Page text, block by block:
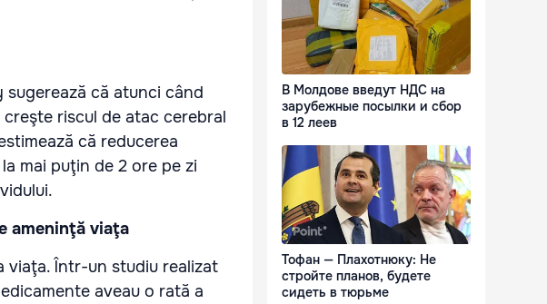
că atunci când
riscul de atac cerebral
că reducerea
mai puţin de 2 ore pe zi
ameninţă viaţa
viaţa. Într-un studiu realizat
aveau o rată a
В Молдове введут НДС на
зарубежные посылки и сбор
в 12 леев
Тофан — Плахотнюку: Не
стройте планов, будете
сидеть в тюрьме